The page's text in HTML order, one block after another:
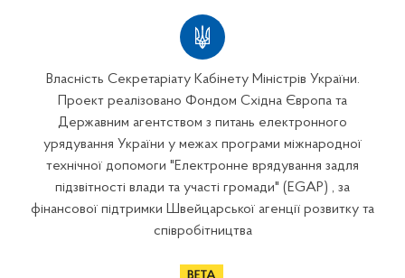
Власність Секретаріату Кабінету Міністрів України.
Проект реалізовано Фондом Східна Європа та
Державним агентством з питань електронного
урядування України у межах програми міжнародної
технічної допомоги "Електронне врядування задля
підзвітності влади та участі громади" (EGAP) , за
фінансової підтримки Швейцарської агенції розвитку та
співробітництва